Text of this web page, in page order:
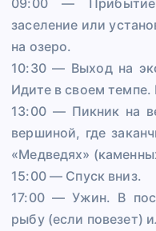
заселение или
на озеро.
10:30 — Выход на
Идите в своем темпе.
13:00 — Пикник на
вершиной, где
«Медведях»
15:00 — Спуск вниз.
17:00 — Ужин. В
рыбу (если повезет)